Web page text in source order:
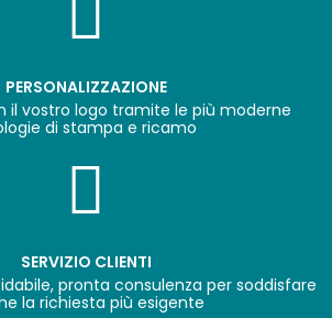
PERSONALIZZAZIONE
il vostro logo tramite le più moderne
di stampa e ricamo
SERVIZIO CLIENTI
pronta consulenza per soddisfare
la richiesta più esigente